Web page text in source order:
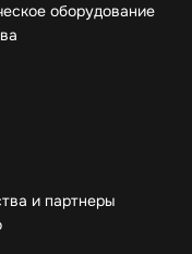
оборудование
и партнеры